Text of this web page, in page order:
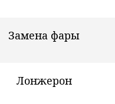
Замена фары
Лонжерон